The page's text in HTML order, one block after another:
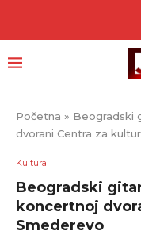
Početna » Beogradski
dvorani Centra za
Kultura
Beogradski
koncertnoj
Smederevo